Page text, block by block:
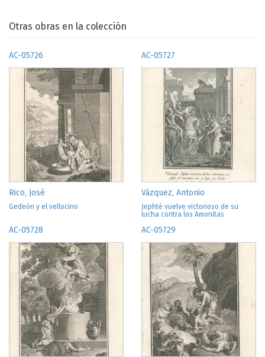
Otras obras en la colección
AC-05726
Rico, José
Gedeón y el vellocino
AC-05727
Vázquez, Antonio
Jephté vuelve victorioso de su
lucha contra los Amonitas
AC-05728 AC-05729